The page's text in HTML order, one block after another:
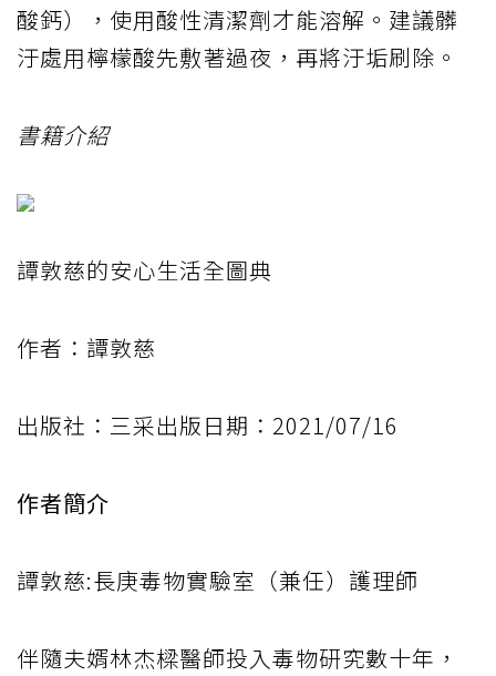
酸鈣），使用酸性清潔劑才能溶解。建議髒
汙處用檸檬酸先敷著過夜，再將汙垢刷除。
書籍介紹
譚敦慈的安心生活全圖典
作者：譚敦慈
出版社：三采出版日期：2021/07/16
作者簡介
譚敦慈:長庚毒物實驗室（兼任）護理師
伴隨夫婿林杰樑醫師投入毒物研究數十年，